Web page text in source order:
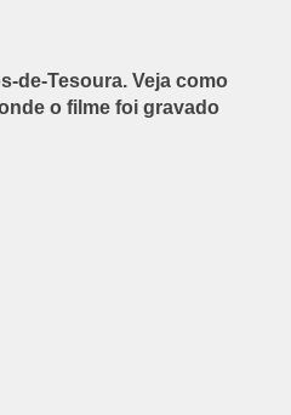
de-Tesoura. Veja como
o filme foi gravado